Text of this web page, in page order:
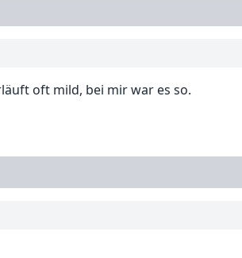
oft mild, bei mir war es so.